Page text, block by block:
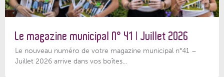
Le magazine municipal N° 41 | Juillet 2026
Le nouveau numéro de votre magazine municipal n°41 –
Juillet 2026 arrive dans vos boîtes...